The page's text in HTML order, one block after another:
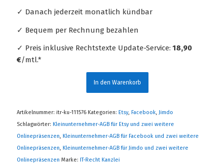
✓ Danach jederzeit monatlich kündbar
✓ Bequem per Rechnung bezahlen
✓ Preis inklusive Rechtstexte Update-Service: 18,90
€/mtl.*
In den Warenkorb
Artikelnummer: itr-ku-111576 Kategorien: Etsy, Facebook, Jimdo
Schlagwörter: Kleinunternehmer-AGB für Etsy und zwei weitere
Onlinepräsenzen, Kleinunternehmer-AGB für Facebook und zwei weitere
Onlinepräsenzen, Kleinunternehmer-AGB für Jimdo und zwei weitere
Onlinepräsenzen Marke: IT-Recht Kanzlei